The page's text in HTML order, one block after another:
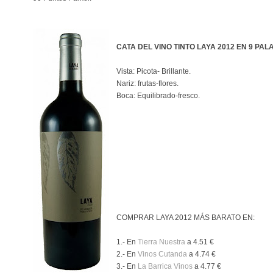
CATA DEL VINO TINTO LAYA 2012 EN 9
Vista: Picota- Brillante.
Nariz: frutas-flores.
Boca: Equilibrado-fresco.
COMPRAR LAYA 2012 MÁS BARATO EN:
1.- En Tierra Nuestra a 4.51 €
2.- En Vinos Cutanda a 4.74 €
3.- En La Barrica Vinos a 4.77 €